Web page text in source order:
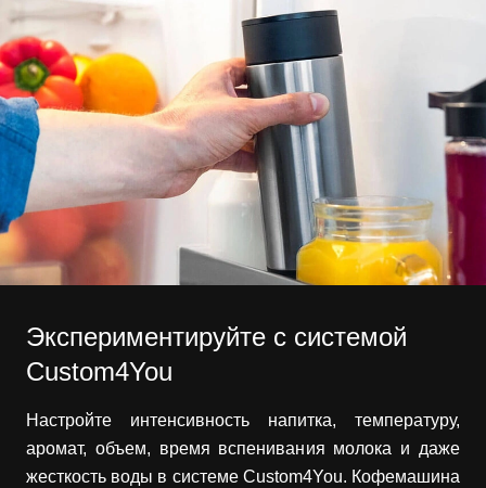
Экспериментируйте с системой
Custom4You
Настройте интенсивность напитка, температуру,
аромат, объем, время вспенивания молока и даже
жесткость воды в системе Custom4You. Кофемашина